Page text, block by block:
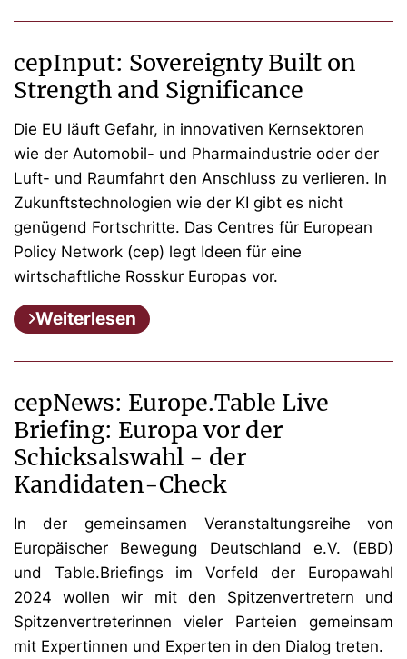
cepInput: Sovereignty Built on
Strength and Significance
Die EU läuft Gefahr, in innovativen Kernsektoren
wie der Automobil- und Pharmaindustrie oder der
Luft- und Raumfahrt den Anschluss zu verlieren. In
Zukunftstechnologien wie der KI gibt es nicht
genügend Fortschritte. Das Centres für European
Policy Network (cep) legt Ideen für eine
wirtschaftliche Rosskur Europas vor.
Weiterlesen
cepNews: Europe.Table Live
Briefing: Europa vor der
Schicksalswahl - der
Kandidaten-Check
In der gemeinsamen Veranstaltungsreihe von
Europäischer Bewegung Deutschland e.V. (EBD)
und Table.Briefings im Vorfeld der Europawahl
2024 wollen wir mit den Spitzenvertretern und
Spitzenvertreterinnen vieler Parteien gemeinsam
mit Expertinnen und Experten in den Dialog treten.